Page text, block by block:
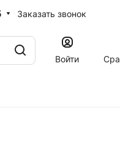
Заказать звонок
Войти